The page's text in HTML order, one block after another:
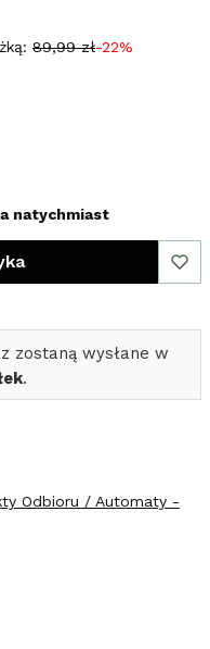
89,99 zł-22%
natychmiast
zostaną wysłane w
.
Odbioru / Automaty -